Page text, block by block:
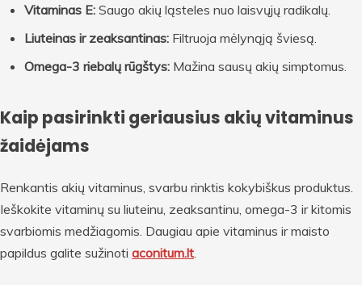
Vitaminas E: Saugo akių ląsteles nuo laisvųjų radikalų.
Liuteinas ir zeaksantinas: Filtruoja mėlynąją šviesą.
Omega-3 riebalų rūgštys: Mažina sausų akių simptomus.
Kaip pasirinkti geriausius akių vitaminus
žaidėjams
Renkantis akių vitaminus, svarbu rinktis kokybiškus produktus.
Ieškokite vitaminų su liuteinu, zeaksantinu, omega-3 ir kitomis
svarbiomis medžiagomis. Daugiau apie vitaminus ir maisto
papildus galite sužinoti aconitum.lt.